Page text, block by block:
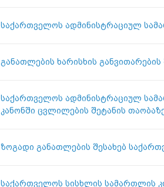
საქართველოს ადმინისტრაციულ
განათლების ხარისხის
საქართველოს ადმინისტრაციულ
კანონში ცვლილების შეტანის
ზოგადი განათლების შესახებ
საქართველოს სისხლის სამართლის